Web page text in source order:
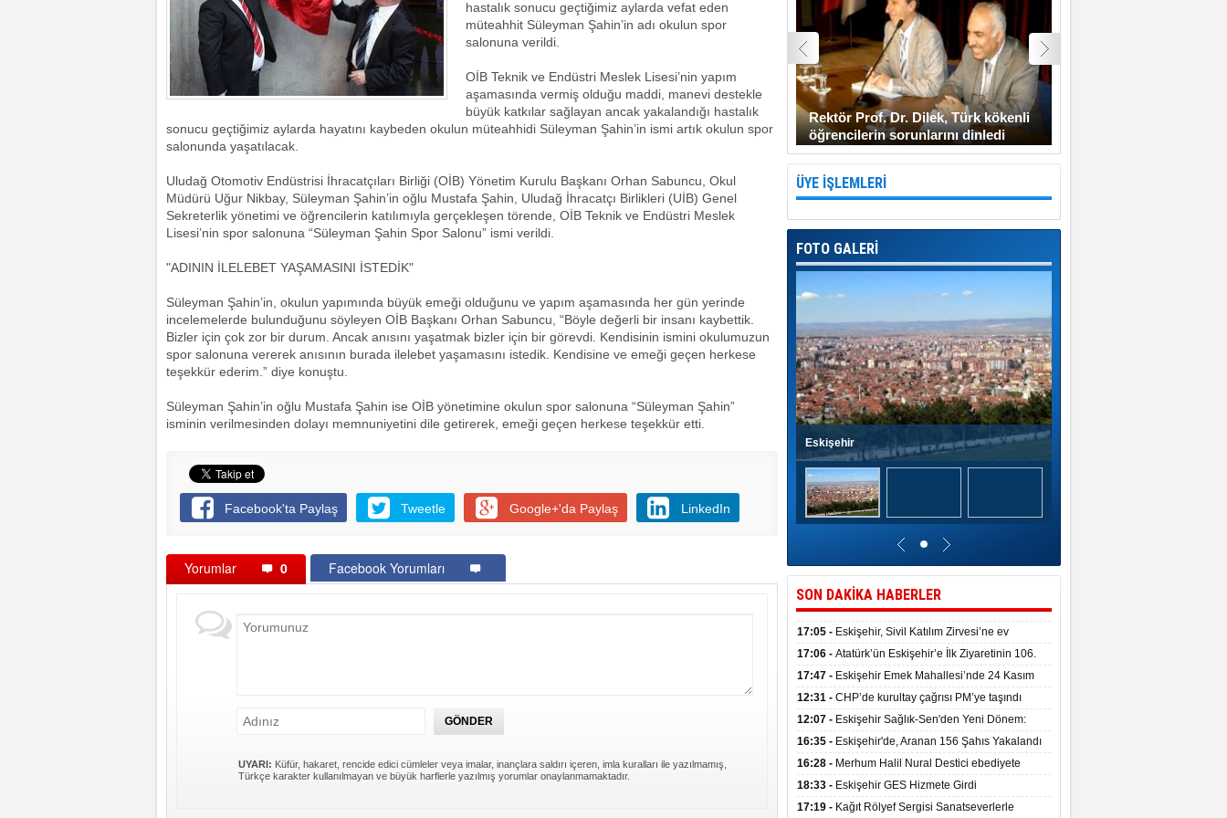
hastalık sonucu geçtiğimiz aylarda vefat eden
müteahhit Süleyman Şahin’in adı okulun spor
salonuna verildi.
OİB Teknik ve Endüstri Meslek Lisesi’nin yapım
aşamasında vermiş olduğu maddi, manevi destekle
büyük katkılar sağlayan ancak yakalandığı hastalık
sonucu geçtiğimiz aylarda hayatını kaybeden okulun müteahhidi Süleyman Şahin’in ismi artık okulun spor
salonunda yaşatılacak.
Uludağ Otomotiv Endüstrisi İhracatçıları Birliği (OİB) Yönetim Kurulu Başkanı Orhan Sabuncu, Okul
Müdürü Uğur Nikbay, Süleyman Şahin’in oğlu Mustafa Şahin, Uludağ İhracatçı Birlikleri (UİB) Genel
Sekreterlik yönetimi ve öğrencilerin katılımıyla gerçekleşen törende, OİB Teknik ve Endüstri Meslek
Lisesi’nin spor salonuna “Süleyman Şahin Spor Salonu” ismi verildi.
"ADININ İLELEBET YAŞAMASINI İSTEDİK"
Süleyman Şahin’in, okulun yapımında büyük emeği olduğunu ve yapım aşamasında her gün yerinde
incelemelerde bulunduğunu söyleyen OİB Başkanı Orhan Sabuncu, “Böyle değerli bir insanı kaybettik.
Bizler için çok zor bir durum. Ancak anısını yaşatmak bizler için bir görevdi. Kendisinin ismini okulumuzun
spor salonuna vererek anısının burada ilelebet yaşamasını istedik. Kendisine ve emeği geçen herkese
teşekkür ederim.” diye konuştu.
Süleyman Şahin’in oğlu Mustafa Şahin ise OİB yönetimine okulun spor salonuna “Süleyman Şahin”
isminin verilmesinden dolayı memnuniyetini dile getirerek, emeği geçen herkese teşekkür etti.
Facebook'ta Paylaş Tweetle Google+'da Paylaş LinkedIn
Yorumlar 0 Facebook Yorumları
UYARI: Küfür, hakaret, rencide edici cümleler veya imalar, inançlara saldırı içeren, imla kuralları ile yazılmamış,
Türkçe karakter kullanılmayan ve büyük harflerle yazılmış yorumlar onaylanmamaktadır.
Rektör Prof. Dr. Dilek, Türk kökenli
öğrencilerin sorunlarını dinledi
ÜYE İŞLEMLERİ
FOTO GALERİ
Eskişehir
SON DAKİKA HABERLER
17:05 - Eskişehir, Sivil Katılım Zirvesi’ne ev
sahipliği yaptı.
17:06 - Atatürk’ün Eskişehir’e İlk Ziyaretinin 106.
Yılı Törenle Kutlandı
17:47 - Eskişehir Emek Mahallesi’nde 24 Kasım
İlkokulu törenle hizmete girdi
12:31 - CHP’de kurultay çağrısı PM’ye taşındı
12:07 - Eskişehir Sağlık-Sen'den Yeni Dönem:
Mazbata Teslim Alındı
16:35 - Eskişehir'de, Aranan 156 Şahıs Yakalandı
16:28 - Merhum Halil Nural Destici ebediyete
uğurlandı
18:33 - Eskişehir GES Hizmete Girdi
17:19 - Kağıt Rölyef Sergisi Sanatseverlerle